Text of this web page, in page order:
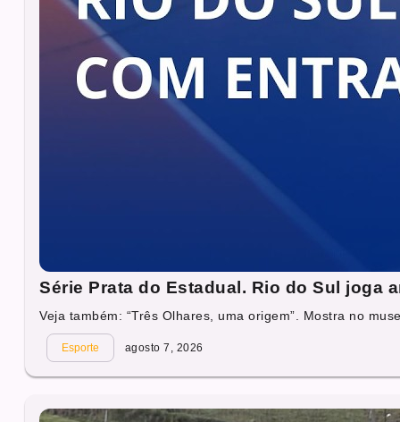
Série Prata do Estadual. Rio do Sul joga
Veja também: “Três Olhares, uma origem”. Mostra no
Esporte agosto 7, 2026